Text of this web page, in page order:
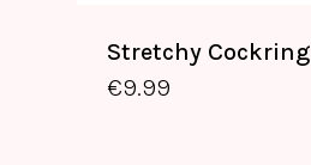
Stretchy Cockring
€9.99
€9.99